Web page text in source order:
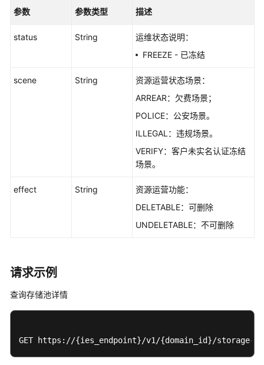
参数 参数类型 描述
status String
运维状态说明：
FREEZE - 已冻结
scene String
资源运营状态场景：
ARREAR：欠费场景；
POLICE：公安场景。
ILLEGAL：违规场景。
VERIFY：客户未实名认证冻结
场景。
effect String
资源运营功能：
DELETABLE：可删除
UNDELETABLE：不可删除
请求示例
查询存储池详情
GET https://{ies_endpoint}/v1/{domain_id}/storage-